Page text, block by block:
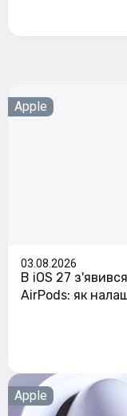
Apple
03.08.2026
В iOS 27
AirPods: як
Apple